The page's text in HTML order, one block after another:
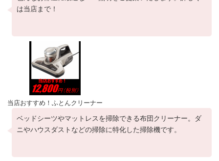
は当店まで！
当店おすすめ！ふとんクリーナー
ベッドシーツやマットレスを掃除できる布団クリーナー。ダ
ニやハウスダストなどの掃除に特化した掃除機です。